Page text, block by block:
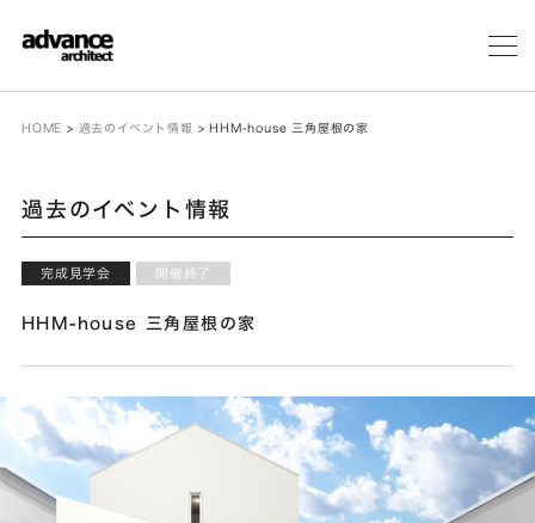
メ
HOME > 過去のイベント情報 > HHM-house 三角屋根の家
過去のイベント情報
完成見学会 開催終了
HHM-house 三角屋根の家